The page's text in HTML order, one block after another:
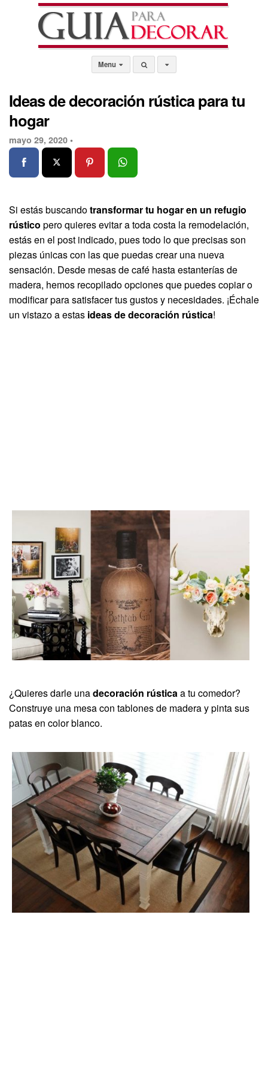
Menu
Ideas de decoración rústica para tu
hogar
mayo 29, 2020 •
Si estás buscando transformar tu hogar en un refugio
rústico pero quieres evitar a toda costa la remodelación,
estás en el post indicado, pues todo lo que precisas son
piezas únicas con las que puedas crear una nueva
sensación. Desde mesas de café hasta estanterías de
madera, hemos recopilado opciones que puedes copiar o
modificar para satisfacer tus gustos y necesidades. ¡Échale
un vistazo a estas ideas de decoración rústica!
¿Quieres darle unadecoración rústicaa tu comedor?
Construye una mesa con tablones de madera y pinta sus
patas en color blanco.